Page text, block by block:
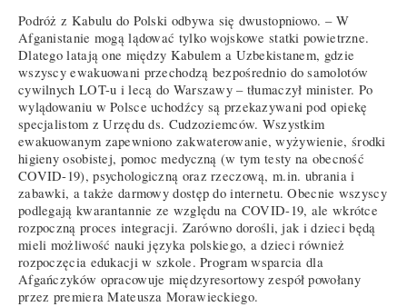
Podróż z Kabulu do Polski odbywa się dwustopniowo. – W
Afganistanie mogą lądować tylko wojskowe statki powietrzne.
Dlatego latają one między Kabulem a Uzbekistanem, gdzie
wszyscy ewakuowani przechodzą bezpośrednio do samolotów
cywilnych LOT-u i lecą do Warszawy – tłumaczył minister. Po
wylądowaniu w Polsce uchodźcy są przekazywani pod opiekę
specjalistom z Urzędu ds. Cudzoziemców. Wszystkim
ewakuowanym zapewniono zakwaterowanie, wyżywienie, środki
higieny osobistej, pomoc medyczną (w tym testy na obecność
COVID-19), psychologiczną oraz rzeczową, m.in. ubrania i
zabawki, a także darmowy dostęp do internetu. Obecnie wszyscy
podlegają kwarantannie ze względu na COVID-19, ale wkrótce
rozpoczną proces integracji. Zarówno dorośli, jak i dzieci będą
mieli możliwość nauki języka polskiego, a dzieci również
rozpoczęcia edukacji w szkole. Program wsparcia dla
Afgańczyków opracowuje międzyresortowy zespół powołany
przez premiera Mateusza Morawieckiego.